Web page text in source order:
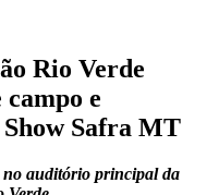
Rio Verde
campo e
Safra MT
no auditório principal da